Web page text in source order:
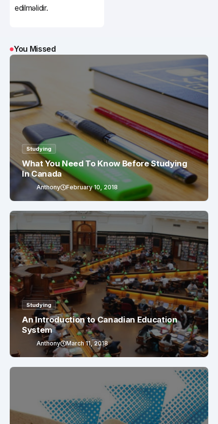
edilməlidir.
You Missed
Studying
What You Need To Know Before Studying
In Canada
Anthony February 10, 2018
Studying
An Introduction to Canadian Education
System
Anthony March 11, 2018